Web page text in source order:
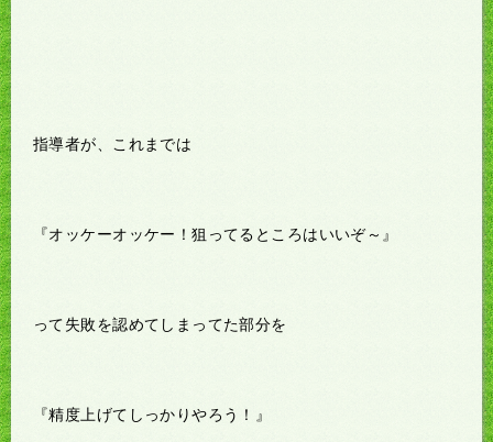
指導者が、これまでは
『オッケーオッケー！狙ってるところはいいぞ～』
って失敗を認めてしまってた部分を
『精度上げてしっかりやろう！』